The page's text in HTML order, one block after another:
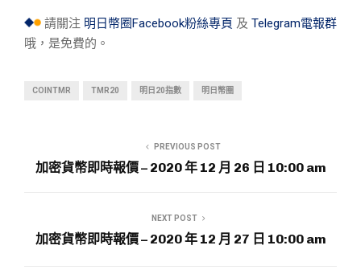
請關注 明日幣圈Facebook粉絲專頁 及 Telegram電報群
哦，是免費的。
COINTMR TMR20 明日20指數 明日幣圈
PREVIOUS POST
加密貨幣即時報價 – 2020 年 12 月 26 日 10:00 am
NEXT POST
加密貨幣即時報價 – 2020 年 12 月 27 日 10:00 am